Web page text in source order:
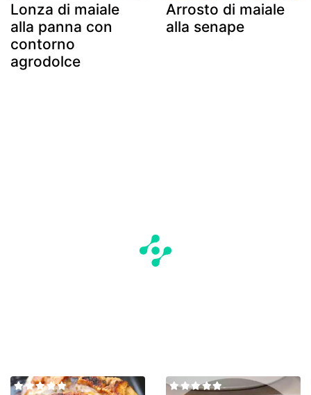
Lonza di maiale
alla panna con
contorno
agrodolce
Arrosto di maiale
alla senape